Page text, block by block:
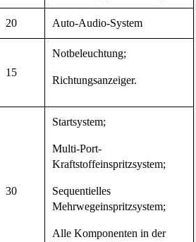
20 Auto-Audio-System
15
Notbeleuchtung;
Richtungsanzeiger.
30
Startsystem;
Multi-Port-
Kraftstoffeinspritzsystem;
Sequentielles
Mehrwegeinspritzsystem;
Alle Komponenten in der